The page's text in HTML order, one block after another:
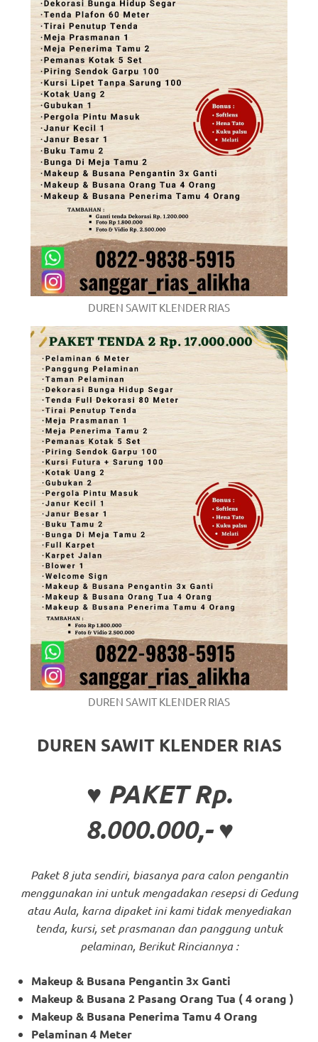
DUREN SAWIT KLENDER RIAS
DUREN SAWIT KLENDER RIAS
DUREN SAWIT KLENDER RIAS
♥ PAKET Rp.
8.000.000,- ♥
Paket 8 juta sendiri, biasanya para calon pengantin
menggunakan ini untuk mengadakan resepsi di Gedung
atau Aula, karna dipaket ini kami tidak menyediakan
tenda, kursi, set prasmanan dan panggung untuk
pelaminan, Berikut Rinciannya :
Makeup & Busana Pengantin 3x Ganti
Makeup & Busana 2 Pasang Orang Tua ( 4 orang )
Makeup & Busana Penerima Tamu 4 Orang
Pelaminan 4 Meter